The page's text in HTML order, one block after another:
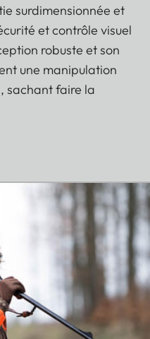
surdimensionnée et
et contrôle visuel
robuste et son
une manipulation
sachant faire la